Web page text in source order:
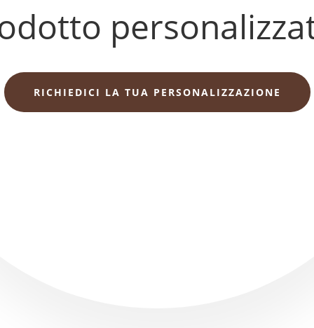
RICHIEDICI LA TUA PERSONALIZZAZIONE